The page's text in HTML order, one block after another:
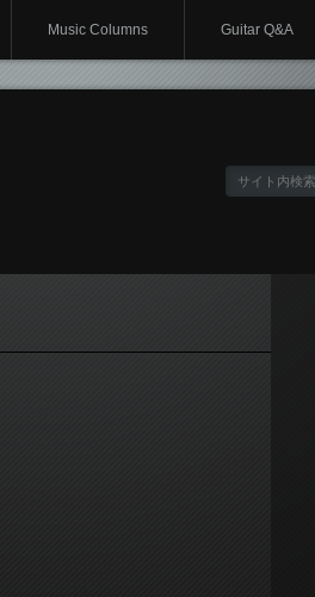
Music Columns Guitar Q&A